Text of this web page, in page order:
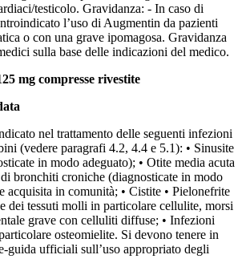
testicolo. Gravidanza: - In caso di
l’uso di Augmentin da pazienti
o con una grave ipomagosa. Gravidanza
sulla base delle indicazioni del medico.
mg compresse rivestite
nel trattamento delle seguenti infezioni
(vedere paragrafi 4.2, 4.4 e 5.1): • Sinusite
in modo adeguato); • Otite media acuta
di bronchiti croniche (diagnosticate in modo
acquisita in comunità; • Cistite • Pielonefrite
dei tessuti molli in particolare cellulite, morsi
grave con celluliti diffuse; • Infezioni
osteomielite. Si devono tenere in
guida ufficiali sull’uso appropriato degli